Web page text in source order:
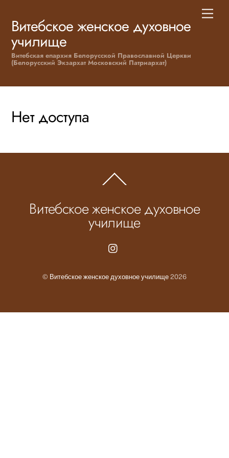
content
Витебское женское духовное
училище
Витебская епархия Белорусской Православной Церкви
(Белорусский Экзархат Московский Патриархат)
Нет доступа
To
Витебское женское духовное
училище
© Витебское женское духовное училище 2026